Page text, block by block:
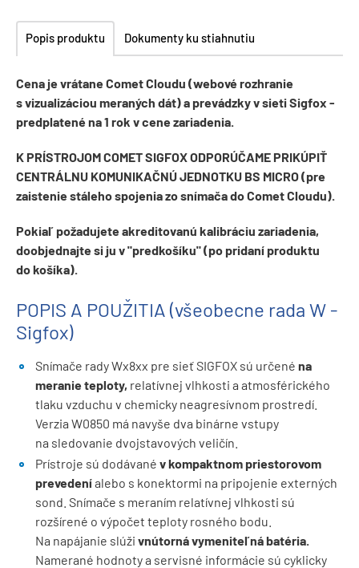
Popis produktu Dokumenty ku stiahnutiu
Cena je vrátane Comet Cloudu (webové rozhranie
s vizualizáciou meraných dát) a prevádzky v sieti Sigfox -
predplatené na 1 rok v cene zariadenia.
K PRÍSTROJOM COMET SIGFOX ODPORÚČAME PRIKÚPIŤ
CENTRÁLNU KOMUNIKAČNÚ JEDNOTKU BS MICRO (pre
zaistenie stáleho spojenia zo snímača do Comet Cloudu).
Pokiaľ požadujete akreditovanú kalibráciu zariadenia,
doobjednajte si ju v "predkošíku" (po pridaní produktu
do košíka).
POPIS A POUŽITIA (všeobecne rada W -
Sigfox)
Snímače rady Wx8xx pre sieť SIGFOX sú určené na
meranie teploty, relatívnej vlhkosti a atmosférického
tlaku vzduchu v chemicky neagresívnom prostredí.
Verzia W0850 má navyše dva binárne vstupy
na sledovanie dvojstavových veličín.
Prístroje sú dodávané v kompaktnom priestorovom
prevedeníalebo s konektormi na pripojenie externých
sond. Snímače s meraním relatívnej vlhkosti sú
rozšírené o výpočet teploty rosného bodu.
Na napájanie slúži vnútorná vymeniteľná batéria.
Namerané hodnoty a servisné informácie sú cyklicky